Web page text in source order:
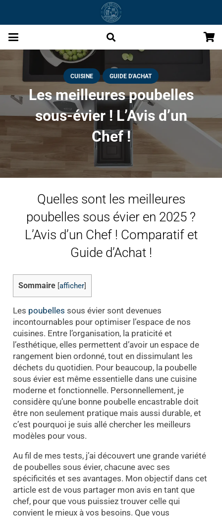
CUISINE GUIDE D'ACHAT
Les meilleures poubelles
sous-évier ! L’Avis d’un
Chef !
Quelles sont les meilleures
poubelles sous évier en 2025 ?
L’Avis d’un Chef ! Comparatif et
Guide d’Achat !
Sommaire afficher]
Les poubelles sous évier sont devenues
incontournables pour optimiser l’espace de nos
cuisines. Entre l’organisation, la praticité et
l’esthétique, elles permettent d’avoir un espace de
rangement bien ordonné, tout en dissimulant les
déchets du quotidien. Pour beaucoup, la poubelle
sous évier est même essentielle dans une cuisine
moderne et fonctionnelle. Personnellement, je
considère qu’une bonne poubelle encastrable doit
être non seulement pratique mais aussi durable, et
c’est pourquoi je suis allé chercher les meilleurs
modèles pour vous.
Au fil de mes tests, j’ai découvert une grande variété
de poubelles sous évier, chacune avec ses
spécificités et ses avantages. Mon objectif dans cet
article est de vous partager mon avis en tant que
chef, pour que vous puissiez trouver celle qui
convient le mieux à vos besoins. Que vous